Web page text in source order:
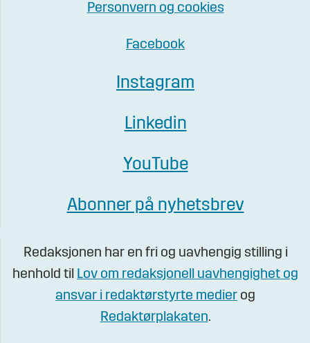
Personvern og cookies
Facebook
Instagram
Linkedin
YouTube
Abonner på nyhetsbrev
Redaksjonen har en fri og uavhengig stilling i
henhold til Lov om redaksjonell uavhengighet og
ansvar i redaktørstyrte medier og
Redaktørplakaten.